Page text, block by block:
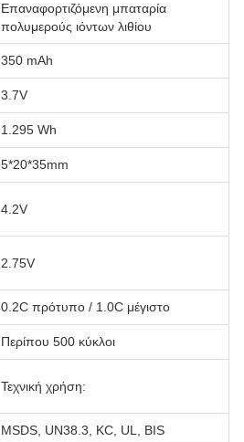
Επαναφορτιζόμενη μπαταρία
πολυμερούς ιόντων λιθίου
350 mAh
3.7V
1.295 Wh
5*20*35mm
4.2V
2.75V
0.2C πρότυπο / 1.0C μέγιστο
Περίπου 500 κύκλοι
Τεχνική χρήση:
MSDS, UN38.3, KC, UL, BIS